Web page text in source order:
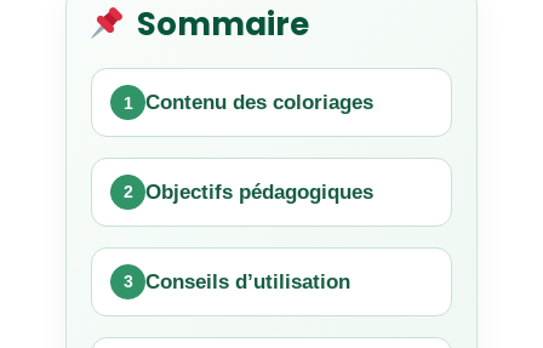
Sommaire
Contenu des coloriages
Objectifs pédagogiques
Conseils d’utilisation